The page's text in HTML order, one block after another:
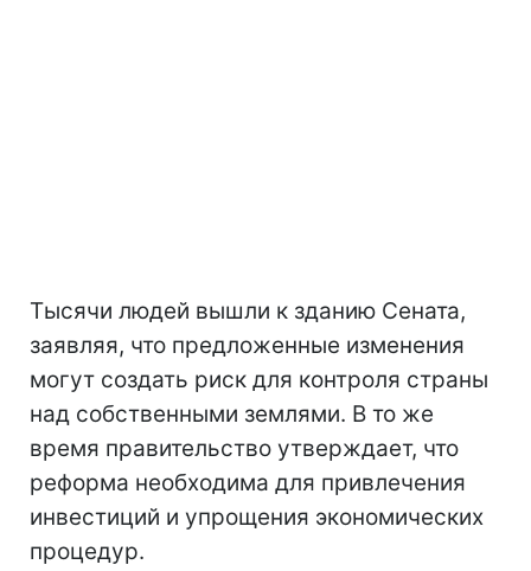
Тысячи людей вышли к зданию Сената,
заявляя, что предложенные изменения
могут создать риск для контроля страны
над собственными землями. В то же
время правительство утверждает, что
реформа необходима для привлечения
инвестиций и упрощения экономических
процедур.